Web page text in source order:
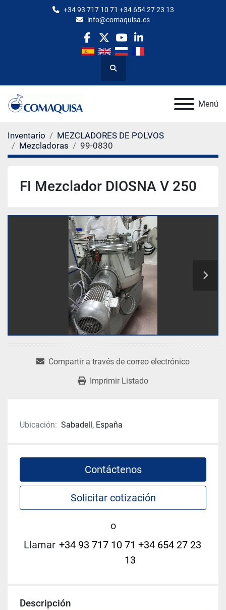
+34 93 717 10 71 +34 654 27 23 13
info@comaquisa.es
facebook
twitteryoutubelinkedin
Buscar
Menú
Inventario
MEZCLADORES DE POLVOS
Mezcladoras
99-0830
FI Mezclador DIOSNA V 250
Compartir a través de correo electrónico
Imprimir Listado
Ubicación: Sabadell, España
Contáctenos
Solicitar cotización
o
Llamar +34 93 717 10 71 +34 654 27 23
13
Descripción